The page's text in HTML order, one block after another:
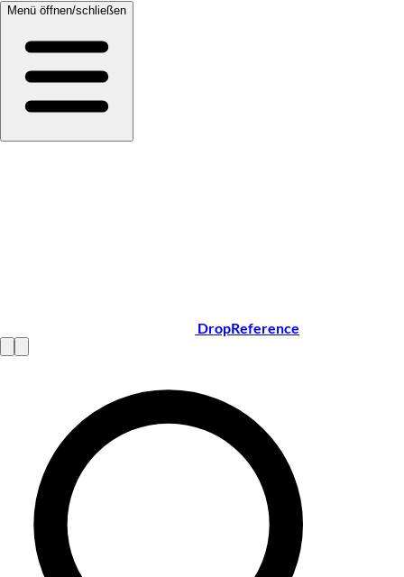
Menü öffnen/schließen
DropReference